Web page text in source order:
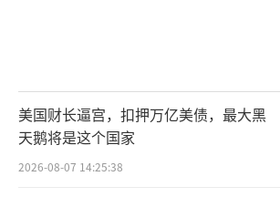
美国财长逼宫，扣押万亿美债，最大黑
天鹅将是这个国家
2026-08-07 14:25:38